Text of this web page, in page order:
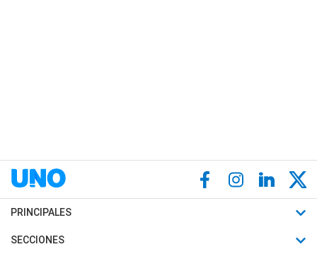
PRINCIPALES
Últimas Noticias
SECCIONES